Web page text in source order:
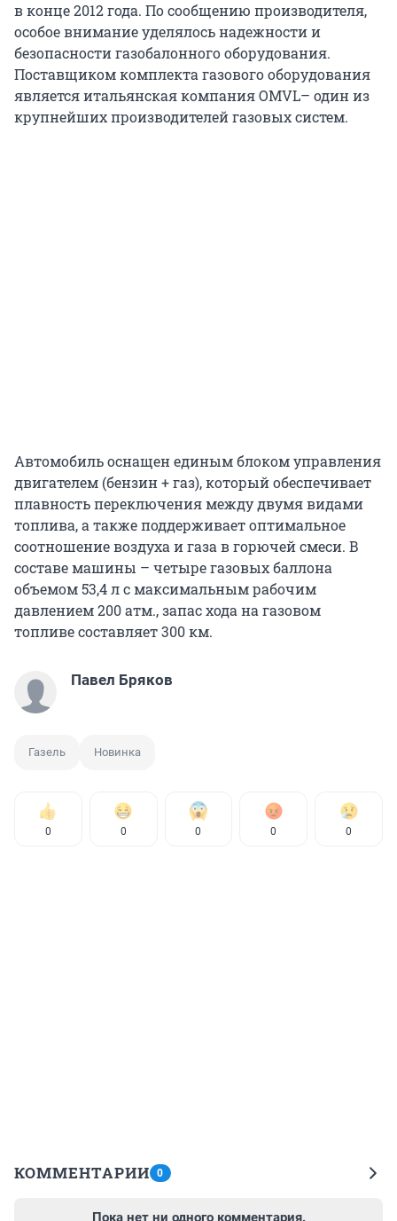
в конце 2012 года. По сообщению производителя,
особое внимание уделялось надежности и
безопасности газобалонного оборудования.
Поставщиком комплекта газового оборудования
является итальянская компания OMVL– один из
крупнейших производителей газовых систем.
Автомобиль оснащен единым блоком управления
двигателем (бензин + газ), который обеспечивает
плавность переключения между двумя видами
топлива, а также поддерживает оптимальное
соотношение воздуха и газа в горючей смеси. В
составе машины – четыре газовых баллона
объемом 53,4 л с максимальным рабочим
давлением 200 атм., запас хода на газовом
топливе составляет 300 км.
Павел Бряков
Газель Новинка
0 0 0 0 0
КОММЕНТАРИИ 0
Пока нет ни одного комментария.